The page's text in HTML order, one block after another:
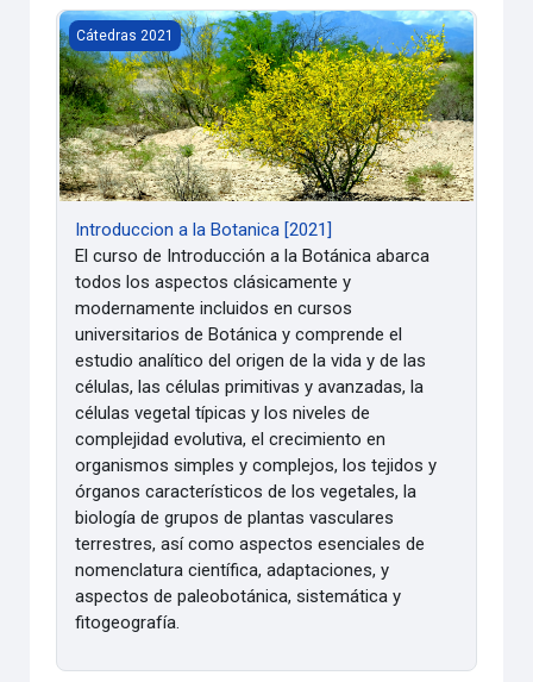
Introduccion a la Botanica [2021]
Cátedras 2021
Introduccion a la Botanica [2021]
El curso de Introducción a la Botánica abarca
todos los aspectos clásicamente y
modernamente incluidos en cursos
universitarios de Botánica y comprende el
estudio analítico del origen de la vida y de las
células, las células primitivas y avanzadas, la
células vegetal típicas y los niveles de
complejidad evolutiva, el crecimiento en
organismos simples y complejos, los tejidos y
órganos característicos de los vegetales, la
biología de grupos de plantas vasculares
terrestres, así como aspectos esenciales de
nomenclatura científica, adaptaciones, y
aspectos de paleobotánica, sistemática y
fitogeografía.